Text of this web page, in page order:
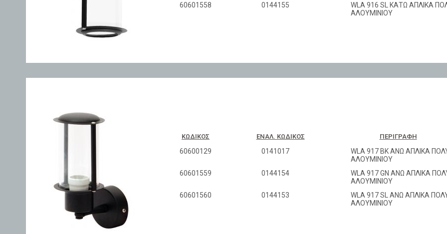
60601558
0144155
WLA 916 SL ΚΑΤΩ ΑΠΛΙΚΑ
ΑΛΟΥΜΙΝΙΟΥ
ΚΩΔΙΚΌΣ ΕΝΑΛ. ΚΩΔΙΚΌΣ ΠΕΡΙΓΡΑΦΉ
60600129 0141017
WLA 917 ΒΚ ΑΝΩ ΑΠΛΙΚΑ
ΑΛΟΥΜΙΝΙΟΥ
60601559
0144154
WLA 917 GN ΑΝΩ ΑΠΛΙΚΑ
ΑΛΟΥΜΙΝΙΟΥ
60601560
0144153
WLA 917 SL ΑΝΩ ΑΠΛΙΚΑ
ΑΛΟΥΜΙΝΙΟΥ